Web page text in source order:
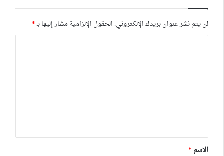
لن يتم نشر عنوان بريدك الإلكتروني. الحقول الإلزامية مشار إليها بـ*
*
الاسم *